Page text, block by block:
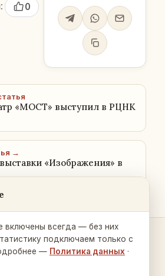
0
«МОСТ» выступил в РЦНК
→
«Изображения» в
и связь →
включены всегда — без них
подключаем только с
— Политика данных ·